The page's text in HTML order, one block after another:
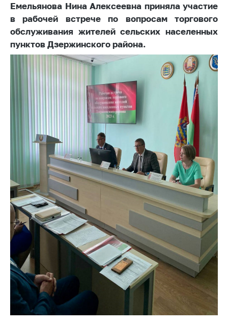
Официальные
геральдические
символы
5 лет МАРТ
Деятельность
Ценовая политика
Антимонопольное
регулирование и
конкуренция
Торговля и услуги
Регулирование и
контроль закупок
Защита прав
потребителей
Регулирование
рекламной
деятельности
Международное
сотрудничество
Применение мер
нетарифного
регулирования
Емельянова Нина Алексеевна приняла участие
в рабочей встрече по вопросам торгового
обслуживания жителей сельских населенных
пунктов Дзержинского района.